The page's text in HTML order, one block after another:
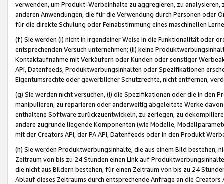
verwenden, um Produkt-Werbeinhalte zu aggregieren, zu
anderen Anwendungen, die für die Verwendung durch Personen
für die direkte Schulung oder Feinabstimmung eines maschinellen
(f) Sie werden (i) nicht in irgendeiner Weise in die Funktionalität oder
entsprechenden Versuch unternehmen; (ii) keine
Kontaktaufnahme mit Verkäufern oder Kunden oder sonstiger
API, Datenfeeds, Produktwerbungsinhalten oder Spezifikationen
Eigentumsrechte oder gewerblicher Schutzrechte, nicht entfernen,
(g) Sie werden nicht versuchen, (i) die Spezifikationen oder die in
manipulieren, zu reparieren oder anderweitig abgeleitete Werke
enthaltene Software zurückzuentwickeln, zu zerlegen, zu
andere zugrunde liegende Komponenten (wie Modelle,
mit der Creators API, der PA API, Datenfeeds oder in den Produkt
(h) Sie werden Produktwerbungsinhalte, die aus einem Bild bestehen,
Zeitraum von bis zu 24 Stunden einen Link auf
die nicht aus Bildern bestehen, für einen Zeitraum von bis zu 24
Ablauf dieses Zeitraums durch entsprechende Anfrage an die